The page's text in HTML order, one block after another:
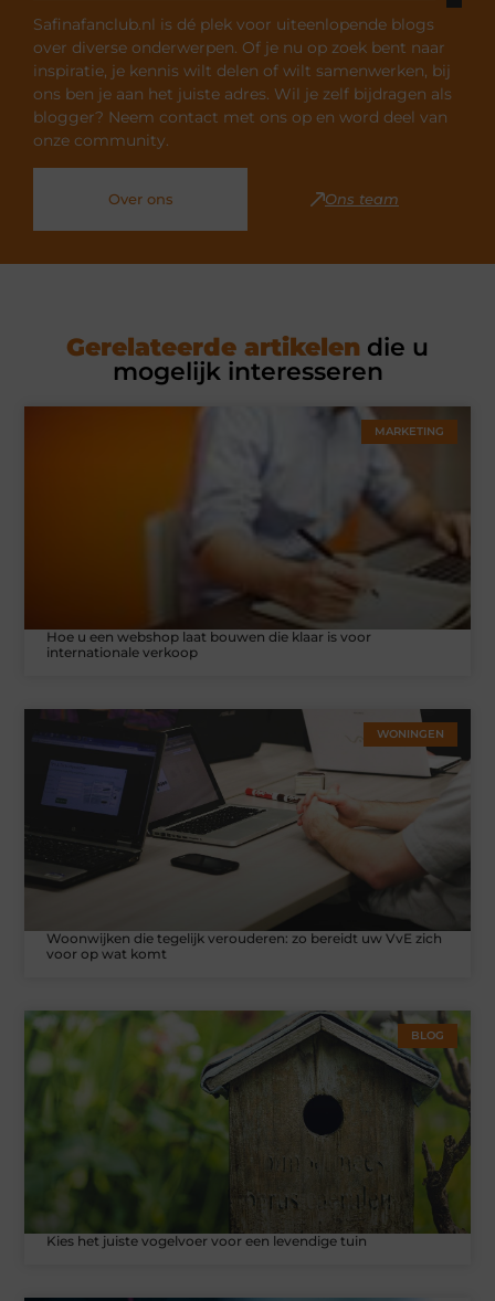
Safinafanclub.nl is dé plek voor uiteenlopende blogs
over diverse onderwerpen. Of je nu op zoek bent naar
inspiratie, je kennis wilt delen of wilt samenwerken, bij
ons ben je aan het juiste adres. Wil je zelf bijdragen als
blogger? Neem contact met ons op en word deel van
onze community.
Over ons Ons team
Gerelateerde artikelen die u
mogelijk interesseren
MARKETING
Hoe u een webshop laat bouwen die klaar is voor
internationale verkoop
WONINGEN
Woonwijken die tegelijk verouderen: zo bereidt uw VvE zich
voor op wat komt
BLOG
Kies het juiste vogelvoer voor een levendige tuin